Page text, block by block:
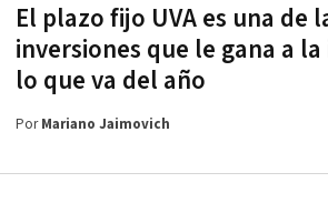
El plazo fijo UVA es una de
inversiones que le gana a
lo que va del año
PorMariano Jaimovich